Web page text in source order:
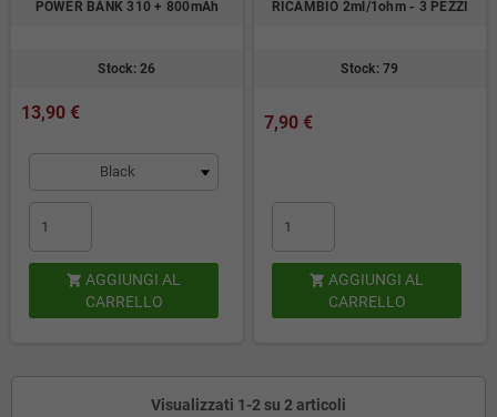
POWER BANK 310 + 800mAh
Stock: 26
13,90 €
 AGGIUNGI AL
CARRELLO
RICAMBIO 2ml/1ohm - 3 PEZZI
Stock: 79
7,90 €
 AGGIUNGI AL
CARRELLO
Visualizzati 1-2 su 2 articoli